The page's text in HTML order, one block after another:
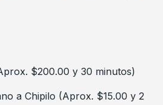
$200.00 y 30 minutos)
Chipilo (Aprox. $15.00 y 2